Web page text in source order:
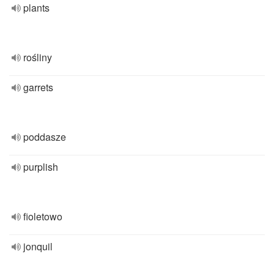
plants
rośliny
garrets
poddasze
purplish
fioletowo
jonquil